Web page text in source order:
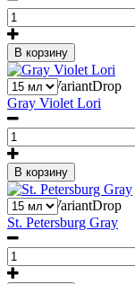
В корзину
1Liquid::VariantDrop
Gray Violet Lori
В корзину
1Liquid::VariantDrop
St. Petersburg Gray